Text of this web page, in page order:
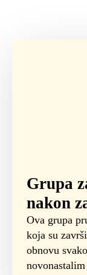
Grupa
nakon
Ova grupa
koja su
obnovu